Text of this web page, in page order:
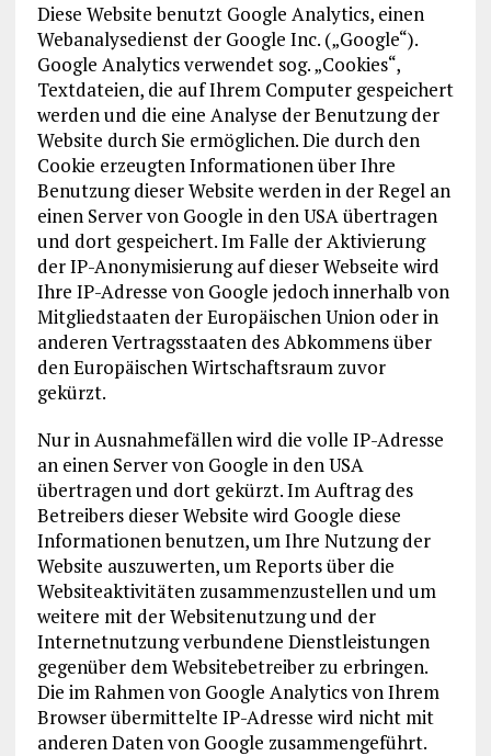
Diese Website benutzt Google Analytics, einen
Webanalysedienst der Google Inc. („Google“).
Google Analytics verwendet sog. „Cookies“,
Textdateien, die auf Ihrem Computer gespeichert
werden und die eine Analyse der Benutzung der
Website durch Sie ermöglichen. Die durch den
Cookie erzeugten Informationen über Ihre
Benutzung dieser Website werden in der Regel an
einen Server von Google in den USA übertragen
und dort gespeichert. Im Falle der Aktivierung
der IP-Anonymisierung auf dieser Webseite wird
Ihre IP-Adresse von Google jedoch innerhalb von
Mitgliedstaaten der Europäischen Union oder in
anderen Vertragsstaaten des Abkommens über
den Europäischen Wirtschaftsraum zuvor
gekürzt.
Nur in Ausnahmefällen wird die volle IP-Adresse
an einen Server von Google in den USA
übertragen und dort gekürzt. Im Auftrag des
Betreibers dieser Website wird Google diese
Informationen benutzen, um Ihre Nutzung der
Website auszuwerten, um Reports über die
Websiteaktivitäten zusammenzustellen und um
weitere mit der Websitenutzung und der
Internetnutzung verbundene Dienstleistungen
gegenüber dem Websitebetreiber zu erbringen.
Die im Rahmen von Google Analytics von Ihrem
Browser übermittelte IP-Adresse wird nicht mit
anderen Daten von Google zusammengeführt.